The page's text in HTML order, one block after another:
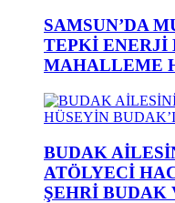
SAMSUN’DA
TEPKİ ENERJİ
MAHALLEME
BUDAK
ATÖLYECİ
ŞEHRİ BUDAK